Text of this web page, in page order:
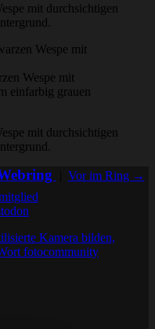
mit durchsichtigen
Wespe mit
einfarbig grauen
mit durchsichtigen
Vor im Ring →